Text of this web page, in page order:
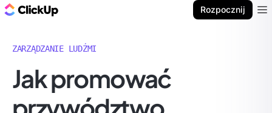
Rozpocznij
ZARZĄDZANIE LUDŹMI
Jak promować